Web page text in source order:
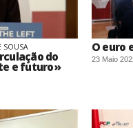
SOUSA
do
e futuro»
O euro
23 Maio